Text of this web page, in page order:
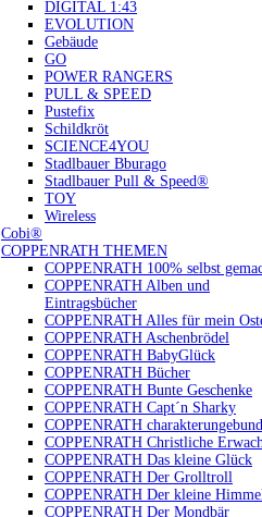
DIGITAL 1:43
EVOLUTION
Gebäude
GO
POWER RANGERS
PULL & SPEED
Pustefix
Schildkröt
SCIENCE4YOU
Stadlbauer Bburago
Stadlbauer Pull & Speed®
TOY
Wireless
Cobi®
COPPENRATH THEMEN
COPPENRATH 100% selbst
COPPENRATH Alben und
Eintragsbücher
COPPENRATH Alles für mein
COPPENRATH Aschenbrödel
COPPENRATH BabyGlück
COPPENRATH Bücher
COPPENRATH Bunte Geschenke
COPPENRATH Capt´n Sharky
COPPENRATH
COPPENRATH Christliche
COPPENRATH Das kleine Glück
COPPENRATH Der Grolltroll
COPPENRATH Der kleine
COPPENRATH Der Mondbär